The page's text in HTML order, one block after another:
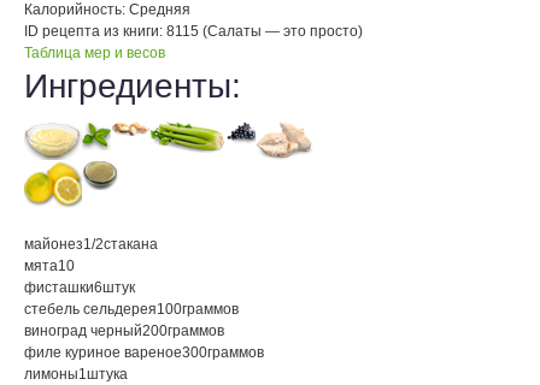
Калорийность: Средняя
ID рецепта из книги: 8115 (Салаты — это просто)
Таблица мер и весов
Ингредиенты:
майонез1/2стакана
мята10
фисташки6штук
стебель сельдерея100граммов
виноград черный200граммов
филе куриное вареное300граммов
лимоны1штука